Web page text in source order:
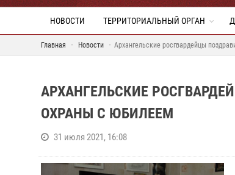
НОВОСТИ ТЕРРИТОРИАЛЬНЫЙ ОРГАН
Главная Новости Архангельские росгвардейцы
АРХАНГЕЛЬСКИЕ
ОХРАНЫ С ЮБИЛЕЕМ
31 июля 2021, 16:08